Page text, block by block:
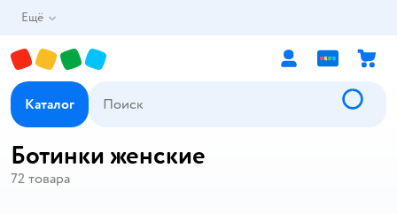
Ещё
Каталог
Ботинки женские
72 товара